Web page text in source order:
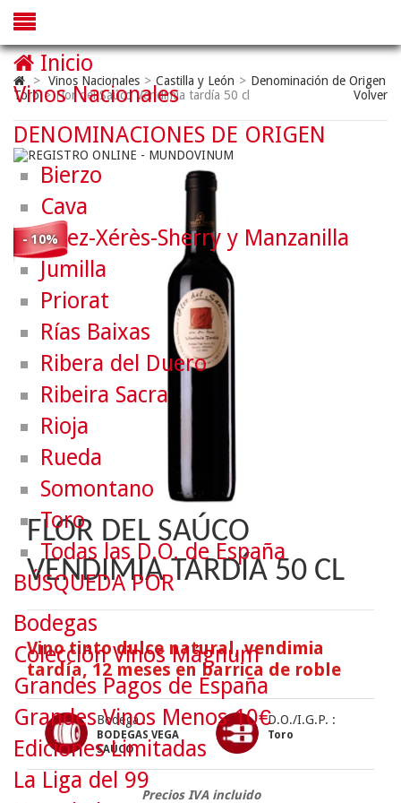
> Vinos Nacionales > Castilla y León > Denominación de Origen
Toro > Flor del Saúco Vendimia tardía 50 cl Volver
- 10%
FLOR DEL SAÚCO
VENDIMIA TARDÍA 50 CL
Vino tinto dulce natural, vendimia
tardía, 12 meses en barrica de roble
Bodega :
BODEGAS VEGA
SAÚCO
D.O./I.G.P. :
Toro
Precios IVA incluido
Inicio
Vinos Nacionales
DENOMINACIONES DE ORIGEN
Bierzo
Cava
Jerez-Xérès-Sherry y Manzanilla
Jumilla
Priorat
Rías Baixas
Ribera del Duero
Ribeira Sacra
Rioja
Rueda
Somontano
Toro
Todas las D.O. de España
BÚSQUEDA POR
Bodegas
Colección Vinos Mágnum
Grandes Pagos de España
Grandes Vinos Menos 10€
Ediciones Limitadas
La Liga del 99